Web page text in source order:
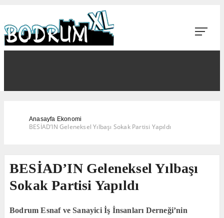
Anasayfa Ekonomi
BESİAD’IN Geleneksel Yılbaşı Sokak Partisi Yapıldı
BESİAD’IN Geleneksel Yılbaşı
Sokak Partisi Yapıldı
Bodrum Esnaf ve Sanayici İş İnsanları Derneği’nin